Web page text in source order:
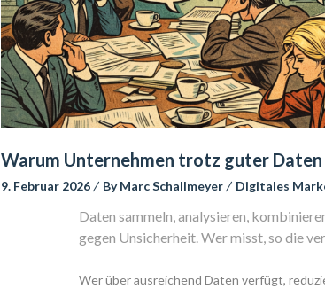
Warum Unternehmen trotz guter
9. Februar 2026 By Marc Schallmeyer Digitales
Daten sammeln, analysieren,
gegen Unsicherheit. Wer misst, so die
Wer über ausreichend Daten verfügt,